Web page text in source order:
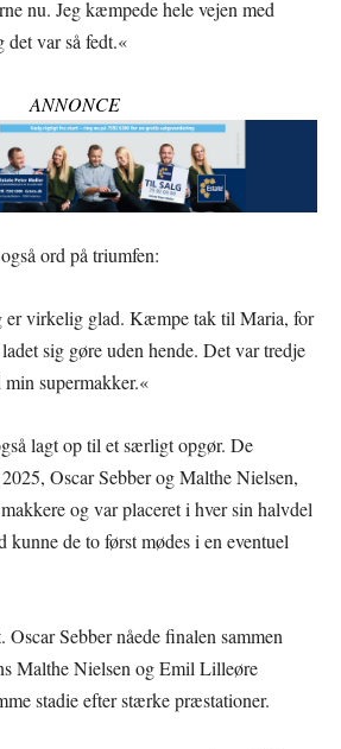
nu. Jeg kæmpede hele vejen med
det var så fedt.«
ANNONCE
ord på triumfen:
er virkelig glad. Kæmpe tak til Maria, for
sig gøre uden hende. Det var tredje
supermakker.«
lagt op til et særligt opgør. De
Oscar Sebber og Malthe Nielsen,
og var placeret i hver sin halvdel
kunne de to først mødes i en eventuel
Sebber nåede finalen sammen
Malthe Nielsen og Emil Lilleøre
stadie efter stærke præstationer.